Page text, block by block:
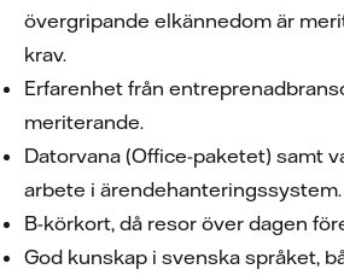
övergripande elkännedom är
krav.
Erfarenhet från
meriterande.
Datorvana (Office-paketet) samt
arbete i ärendehanteringssystem.
B-körkort, då resor över dagen
God kunskap i svenska språket,